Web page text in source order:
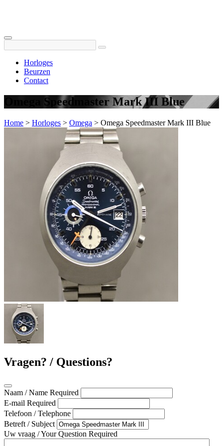
Horloges
Beurzen
Contact
Omega Speedmaster Mark III Blue
Home > Horloges > Omega > Omega Speedmaster Mark III Blue
Vragen? / Questions?
Naam / Name Required
E-mail Required
Telefoon / Telephone
Betreft / Subject
Uw vraag / Your Question Required